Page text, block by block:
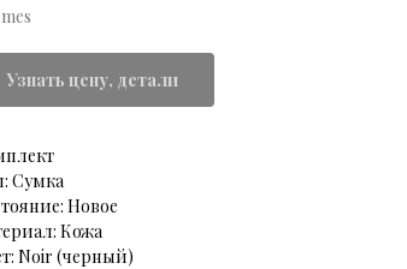
Узнать цену, детали
Сумка
Новое
Кожа
Noir (черный)